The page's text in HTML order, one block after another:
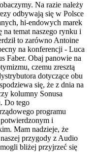
Na razie należy
odbywają się w Polsce
hi-endowych marek
temat naszego rynku i
to zarówno Antoine
na konferencji - Luca
Faber. Obaj panowie na
czemu zresztą
dotyczące obu
się, że z dnia na
kolumny Sonusa
Do tego
programu
i
Mam nadzieje, że
przygody z Audio
bliżej przyjrzeć się